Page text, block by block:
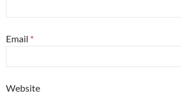
Email *
Website